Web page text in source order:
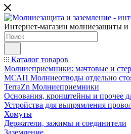
Интернет-магазин молниезащиты и
Каталог товаров
Молниеприемники: мачтовые и
МСАП Молниеотводы отдельно
TerraZn Молниеприемники
Основания, кронштейны и прочее
Устройства для выпрямления
Хомуты
Держатели, зажимы и соединители
Заземление